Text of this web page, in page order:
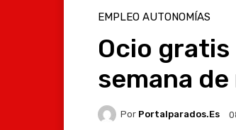
EMPLEO AUTONOMÍAS
Ocio
semana de
Por Portalparados.es